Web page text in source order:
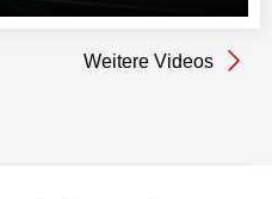
Weitere Videos